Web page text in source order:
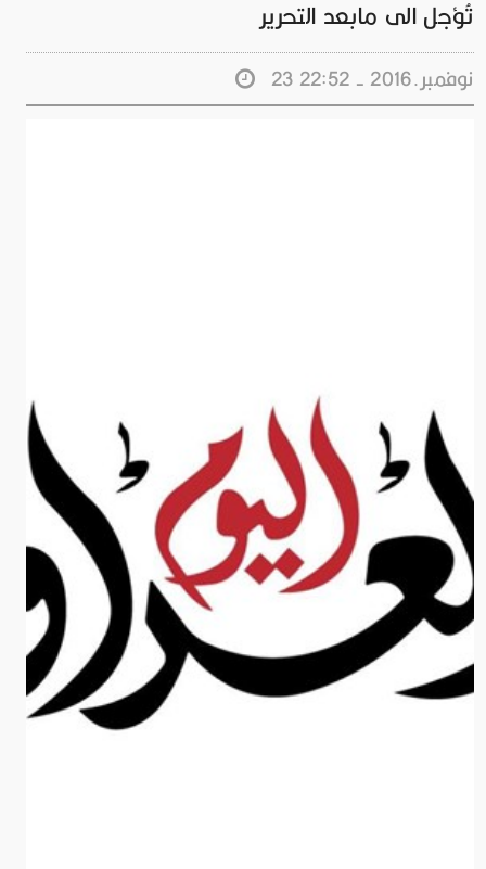
تُؤجل الى مابعد التحرير
23 نوفمبر.2016 - 22:52